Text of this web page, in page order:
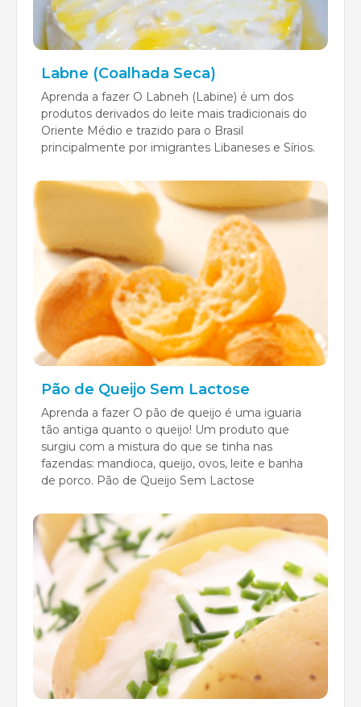
Labne (Coalhada Seca)
Aprenda a fazer O Labneh (Labine) é um dos
produtos derivados do leite mais tradicionais do
Oriente Médio e trazido para o Brasil
principalmente por imigrantes Libaneses e Sírios.
Pão de Queijo Sem Lactose
Aprenda a fazer O pão de queijo é uma iguaria
tão antiga quanto o queijo! Um produto que
surgiu com a mistura do que se tinha nas
fazendas: mandioca, queijo, ovos, leite e banha
de porco. Pão de Queijo Sem Lactose